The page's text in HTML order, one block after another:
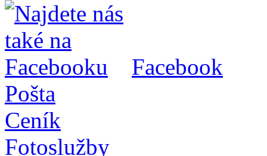
Facebook
Pošta
Ceník
Fotoslužby